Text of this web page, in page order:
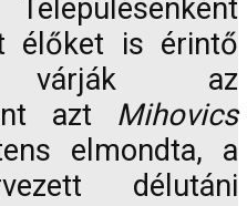
élőket is érintő
várják az
azt Mihovics
elmondta, a
délutáni